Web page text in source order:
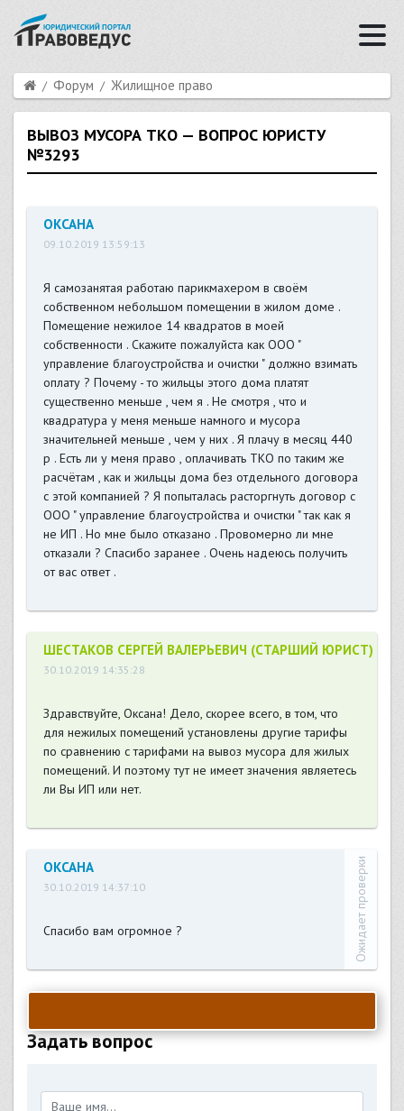
Форум Жилищное право
ВЫВОЗ МУСОРА ТКО — ВОПРОС ЮРИСТУ
№3293
ОКСАНА
09.10.2019 13:59:13
Я самозанятая работаю парикмахером в своём
собственном небольшом помещении в жилом доме .
Помещение нежилое 14 квадратов в моей
собственности . Скажите пожалуйста как ООО "
управление благоустройства и очистки " должно взимать
оплату ? Почему - то жильцы этого дома платят
существенно меньше , чем я . Не смотря , что и
квадратура у меня меньше намного и мусора
значительней меньше , чем у них . Я плачу в месяц 440
р . Есть ли у меня право , оплачивать ТКО по таким же
расчётам , как и жильцы дома без отдельного договора
с этой компанией ? Я попыталась расторгнуть договор с
ООО " управление благоустройства и очистки " так как я
не ИП . Но мне было отказано . Провомерно ли мне
отказали ? Спасибо заранее . Очень надеюсь получить
от вас ответ .
ШЕСТАКОВ СЕРГЕЙ ВАЛЕРЬЕВИЧ (СТАРШИЙ ЮРИСТ)
30.10.2019 14:35:28
Здравствуйте, Оксана! Дело, скорее всего, в том, что
для нежилых помещений установлены другие тарифы
по сравнению с тарифами на вывоз мусора для жилых
помещений. И поэтому тут не имеет значения являетесь
ли Вы ИП или нет.
ОКСАНА
30.10.2019 14:37:10
Спасибо вам огромное ? Ожидает проверки
Задать вопрос